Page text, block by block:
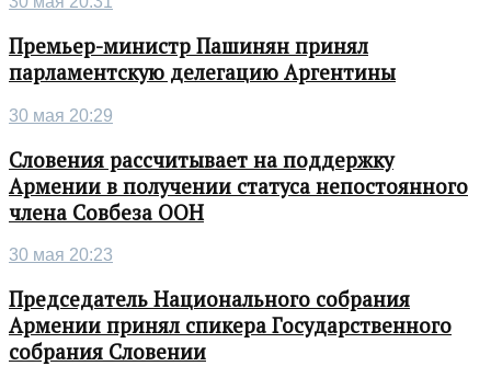
Премьер-министр Пашинян принял
парламентскую делегацию Аргентины
30 мая 20:29
Словения рассчитывает на поддержку
Армении в получении статуса непостоянного
члена Совбеза ООН
30 мая 20:23
Председатель Национального собрания
Армении принял спикера Государственного
собрания Словении